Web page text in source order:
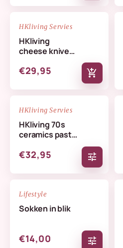
NIEUW
HKliving Servies
HKliving
cheese knives
€29,95 add_shopping_cart
NIEUW
HKliving Servies
HKliving 70s
ceramics pasta
€32,95 tune
NIEUW
Lifestyle
Sokken in blik
€14,00 tune